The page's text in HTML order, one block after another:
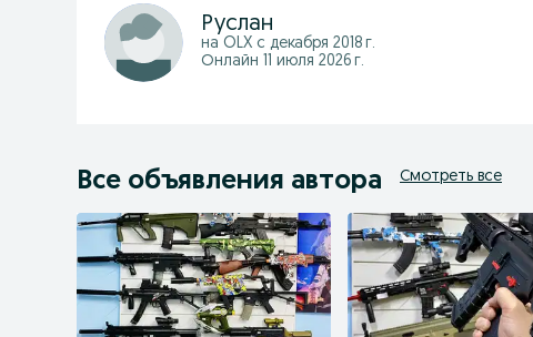
Руслан
на OLX с декабря 2018 г.
Онлайн 11 июля 2026 г.
Все объявления автора Смотреть все